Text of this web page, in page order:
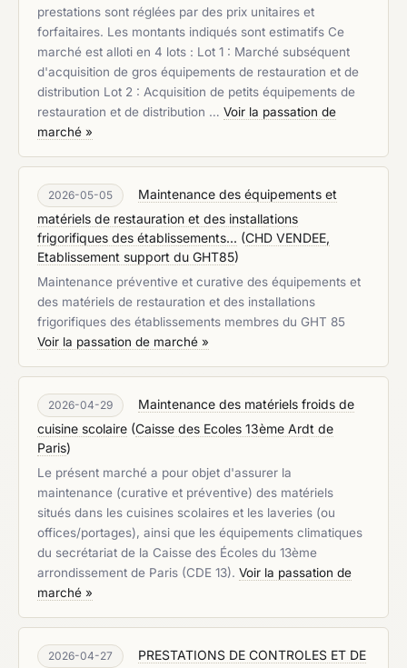
prestations sont réglées par des prix unitaires et
forfaitaires. Les montants indiqués sont estimatifs Ce
marché est alloti en 4 lots : Lot 1 : Marché subséquent
d'acquisition de gros équipements de restauration et de
distribution Lot 2 : Acquisition de petits équipements de
restauration et de distribution … Voir la passation de
marché »
2026-05-05
Maintenance des équipements et
matériels de restauration et des installations
frigorifiques des établissements... (CHD VENDEE,
Etablissement support du GHT85)
Maintenance préventive et curative des équipements et
des matériels de restauration et des installations
frigorifiques des établissements membres du GHT 85
Voir la passation de marché »
2026-04-29
Maintenance des matériels froids de
cuisine scolaire (Caisse des Ecoles 13ème Ardt de
Paris)
Le présent marché a pour objet d'assurer la
maintenance (curative et préventive) des matériels
situés dans les cuisines scolaires et les laveries (ou
offices/portages), ainsi que les équipements climatiques
du secrétariat de la Caisse des Écoles du 13ème
arrondissement de Paris (CDE 13). Voir la passation de
marché »
2026-04-27
PRESTATIONS DE CONTROLES ET DE